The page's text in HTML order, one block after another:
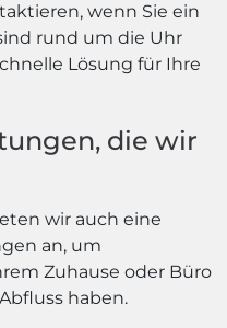
wenn Sie ein
rund um die Uhr
Lösung für Ihre
die wir
wir auch eine
an, um
Zuhause oder Büro
haben.